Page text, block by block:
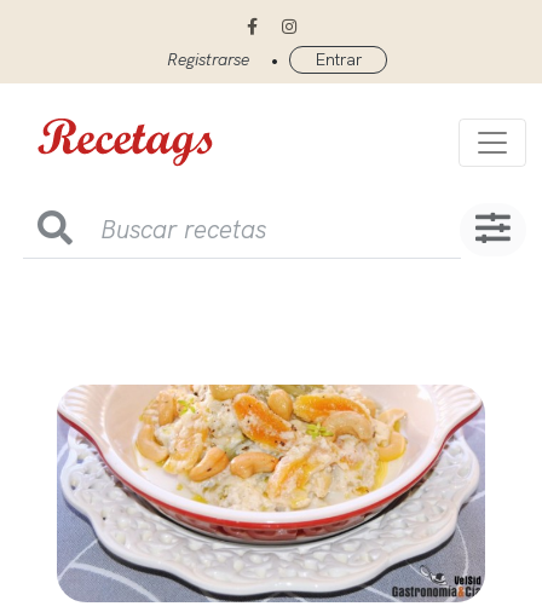
Registrarse • Entrar